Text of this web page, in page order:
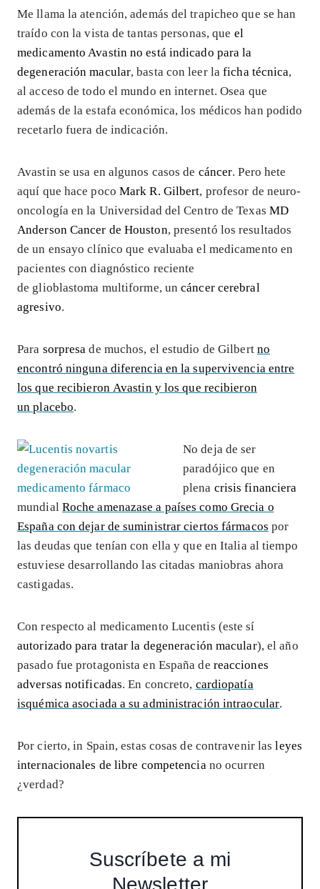
Me llama la atención, además del trapicheo que se han
traído con la vista de tantas personas, que el
medicamento Avastin no está indicado para la
degeneración macular, basta con leer laficha técnica,
al acceso de todo el mundo en internet. Osea que
además de la estafa económica, los médicos han podido
recetarlo fuera de indicación.
Avastin se usa en algunos casos de cáncer. Pero hete
aquí que hace poco Mark R. Gilbert, profesor de neuro-
oncología en la Universidad del Centro de Texas MD
Anderson Cancer de Houston, presentó los resultados
de un ensayo clínico que evaluaba el medicamento en
pacientes con diagnóstico reciente
de glioblastoma multiforme, uncáncer cerebral
agresivo.
Para sorpresa de muchos, el estudio de Gilbert no
encontró ninguna diferencia en la supervivencia entre
los que recibieron Avastin y los que recibieron
un placebo.
No deja de ser
paradójico que en
plena crisis financiera
mundial Roche amenazase a países como Grecia o
España con dejar de suministrar ciertos fármacos por
las deudas que tenían con ella y que en Italia al tiempo
estuviese desarrollando las citadas maniobras ahora
castigadas.
Con respecto al medicamento Lucentis (este sí
autorizado para tratar la degeneración macular), el año
pasado fue protagonista en España de reacciones
adversas notificadas. En concreto, cardiopatía
isquémica asociada a su administración intraocular.
Por cierto, in Spain, estas cosas de contravenir lasleyes
internacionales de libre competencia no ocurren
¿verdad?
Suscríbete a mi
Newsletter